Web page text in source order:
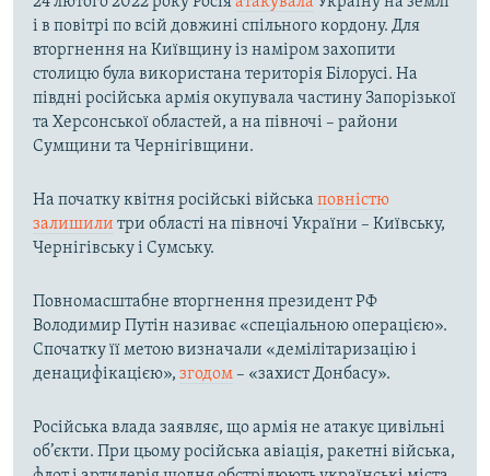
і в повітрі по всій довжині спільного кордону. Для
вторгнення на Київщину із наміром захопити
столицю була використана територія Білорусі. На
півдні російська армія окупувала частину Запорізької
та Херсонської областей, а на півночі – райони
Сумщини та Чернігівщини.
На початку квітня російські війська повністю
залишили три області на півночі України – Київську,
Чернігівську і Сумську.
Повномасштабне вторгнення президент РФ
Володимир Путін називає «спеціальною операцією».
Спочатку її метою визначали «демілітаризацію і
денацифікацією», згодом– «захист Донбасу».
Російська влада заявляє, що армія не атакує цивільні
об’єкти. При цьому російська авіація, ракетні війська,